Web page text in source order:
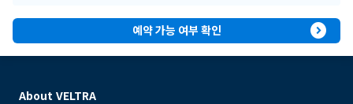
예약 가능 여부 확인 expand_circle_right
About VELTRA